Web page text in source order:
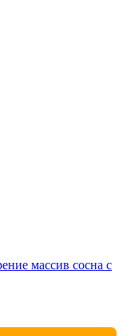
массив сосна с